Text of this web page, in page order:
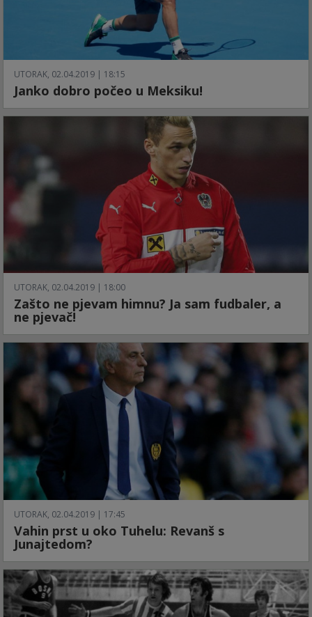
UTORAK, 02.04.2019 | 18:15
Janko dobro počeo u Meksiku!
UTORAK, 02.04.2019 | 18:00
Zašto ne pjevam himnu? Ja sam fudbaler, a
ne pjevač!
UTORAK, 02.04.2019 | 17:45
Vahin prst u oko Tuhelu: Revanš s
Junajtedom?